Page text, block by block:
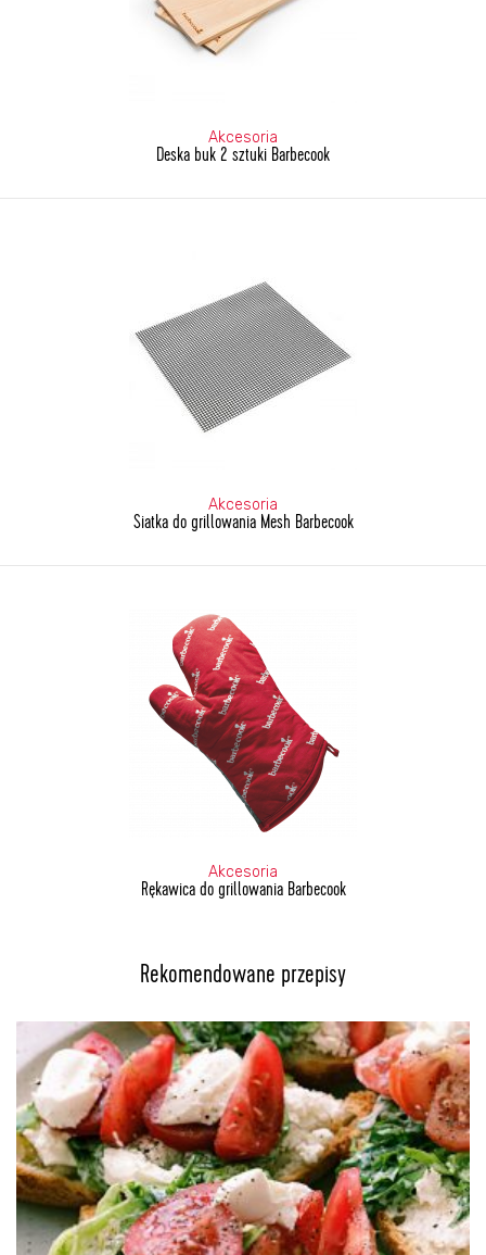
Akcesoria
Deska buk 2 sztuki Barbecook
Akcesoria
Siatka do grillowania Mesh Barbecook
Akcesoria
Rękawica do grillowania Barbecook
Rekomendowane przepisy